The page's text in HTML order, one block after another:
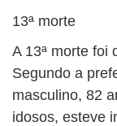
13ª morte
A 13ª morte foi
Segundo a
masculino, 82
idosos, esteve